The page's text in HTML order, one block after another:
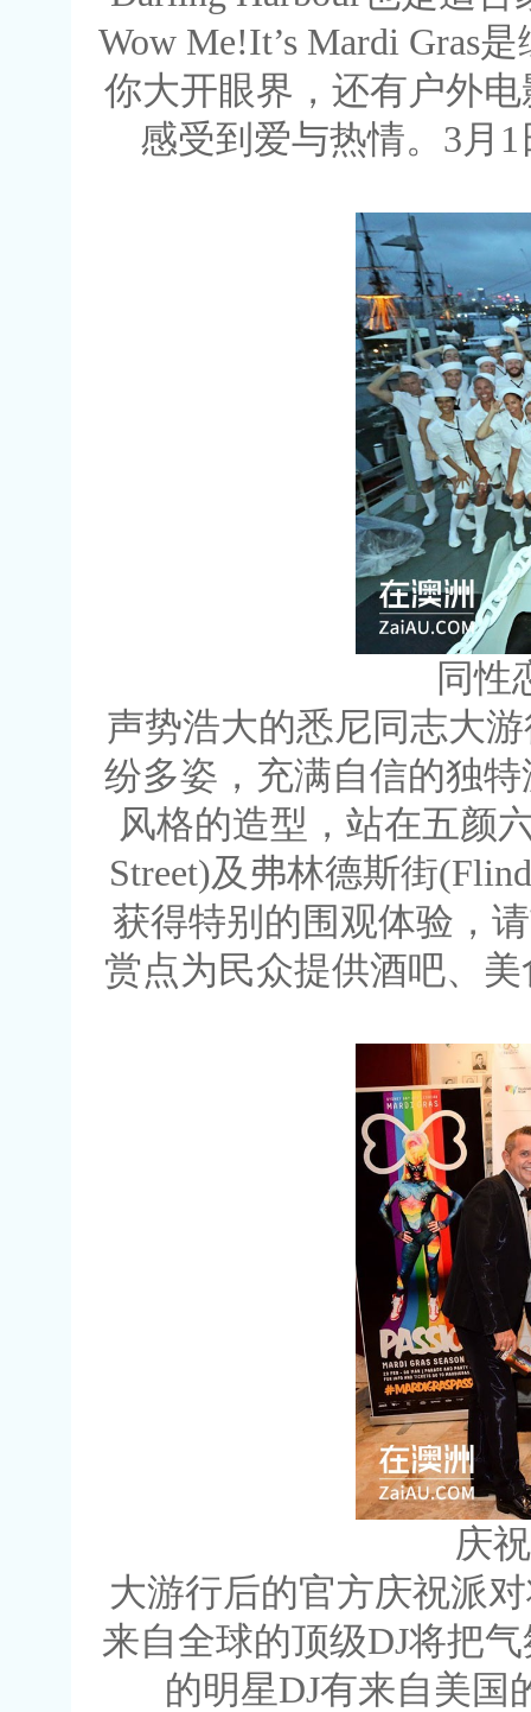
Wow Me!It’s Mardi Gras
你大开眼界，还有户外
感受到爱与热情。3月
同性
声势浩大的悉尼同志大
纷多姿，充满自信的独
风格的造型，站在五颜
Street)及弗林德斯街
获得特别的围观体验，
赏点为民众提供酒吧、
庆
大游行后的官方庆祝派对
来自全球的顶级DJ将把
的明星DJ有来自美国